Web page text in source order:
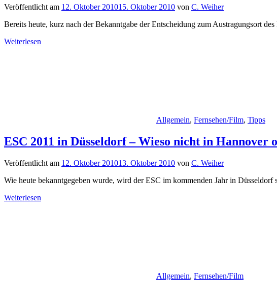
Veröffentlicht am 12. Oktober 201015. Oktober 2010 von C. Weiher
Bereits heute, kurz nach der Bekanntgabe der Entscheidung zum Austragungsort
Weiterlesen
Allgemein, Fernsehen/Film, Tipps
ESC 2011 in Düsseldorf – Wieso nicht in Hannover
Veröffentlicht am 12. Oktober 201013. Oktober 2010 von C. Weiher
Wie heute bekanntgegeben wurde, wird der ESC im kommenden Jahr in
Weiterlesen
Allgemein, Fernsehen/Film